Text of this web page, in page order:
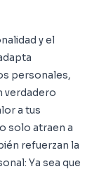
y el
personales,
verdadero
a tus
solo atraen a
refuerzan la
Ya sea que